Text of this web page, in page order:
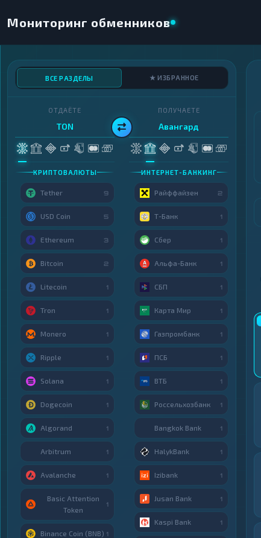
Мониторинг обменников
ВСЕ РАЗДЕЛЫ ★ ИЗБРАННОЕ
ОТДАЁТЕ
TON
КРИПТОВАЛЮТЫ
Tether 9
USD Coin 5
Ethereum 3
Bitcoin 2
Litecoin 1
Tron 1
Monero 1
Ripple 1
Solana 1
Dogecoin 1
Algorand 1
Arbitrum 1
Avalanche 1
Basic Attention
Token
1
Binance Coin (BNB) 1
ПОЛУЧАЕТЕ
Авангард
ИНТЕРНЕТ-БАНКИНГ
Райффайзен 2
Т-Банк 1
Сбер 1
Альфа-Банк 1
СБП 1
Карта Мир 1
Газпромбанк 1
ПСБ 1
ВТБ 1
Россельхозбанк 1
Bangkok Bank 1
HalykBank 1
Izibank 1
Jusan Bank 1
Kaspi Bank 1